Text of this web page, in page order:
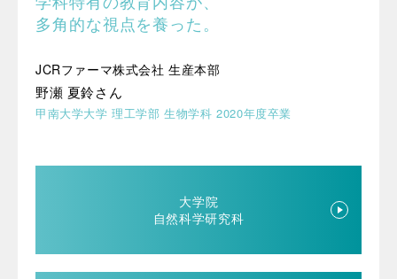
多角的な視点を養った。
JCRファーマ株式会社 生産本部
野瀬 夏鈴さん
甲南大学大学 理工学部 生物学科 2020年度卒業
大学院
自然科学研究科